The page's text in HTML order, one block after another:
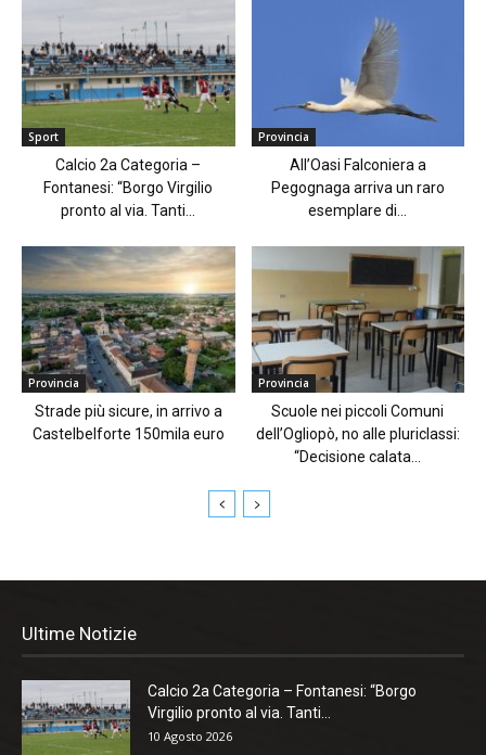
Sport
Calcio 2a Categoria –
Fontanesi: “Borgo Virgilio
pronto al via. Tanti...
Provincia
All’Oasi Falconiera a
Pegognaga arriva un raro
esemplare di...
Provincia
Strade più sicure, in arrivo a
Castelbelforte 150mila euro
Provincia
Scuole nei piccoli Comuni
dell’Ogliopò, no alle pluriclassi:
“Decisione calata...
Ultime Notizie
Calcio 2a Categoria – Fontanesi: “Borgo
Virgilio pronto al via. Tanti...
10 Agosto 2026